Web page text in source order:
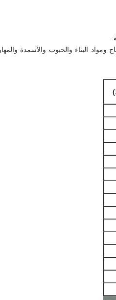
ومواد البناء والحبوب والأسمدة